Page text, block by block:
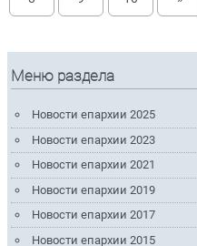
Меню раздела
Новости епархии 2025
Новости епархии 2023
Новости епархии 2021
Новости епархии 2019
Новости епархии 2017
Новости епархии 2015